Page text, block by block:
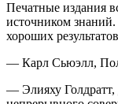
Печатные издания
источником знаний.
хороших
— Карл Сьюэлл,
— Элияху